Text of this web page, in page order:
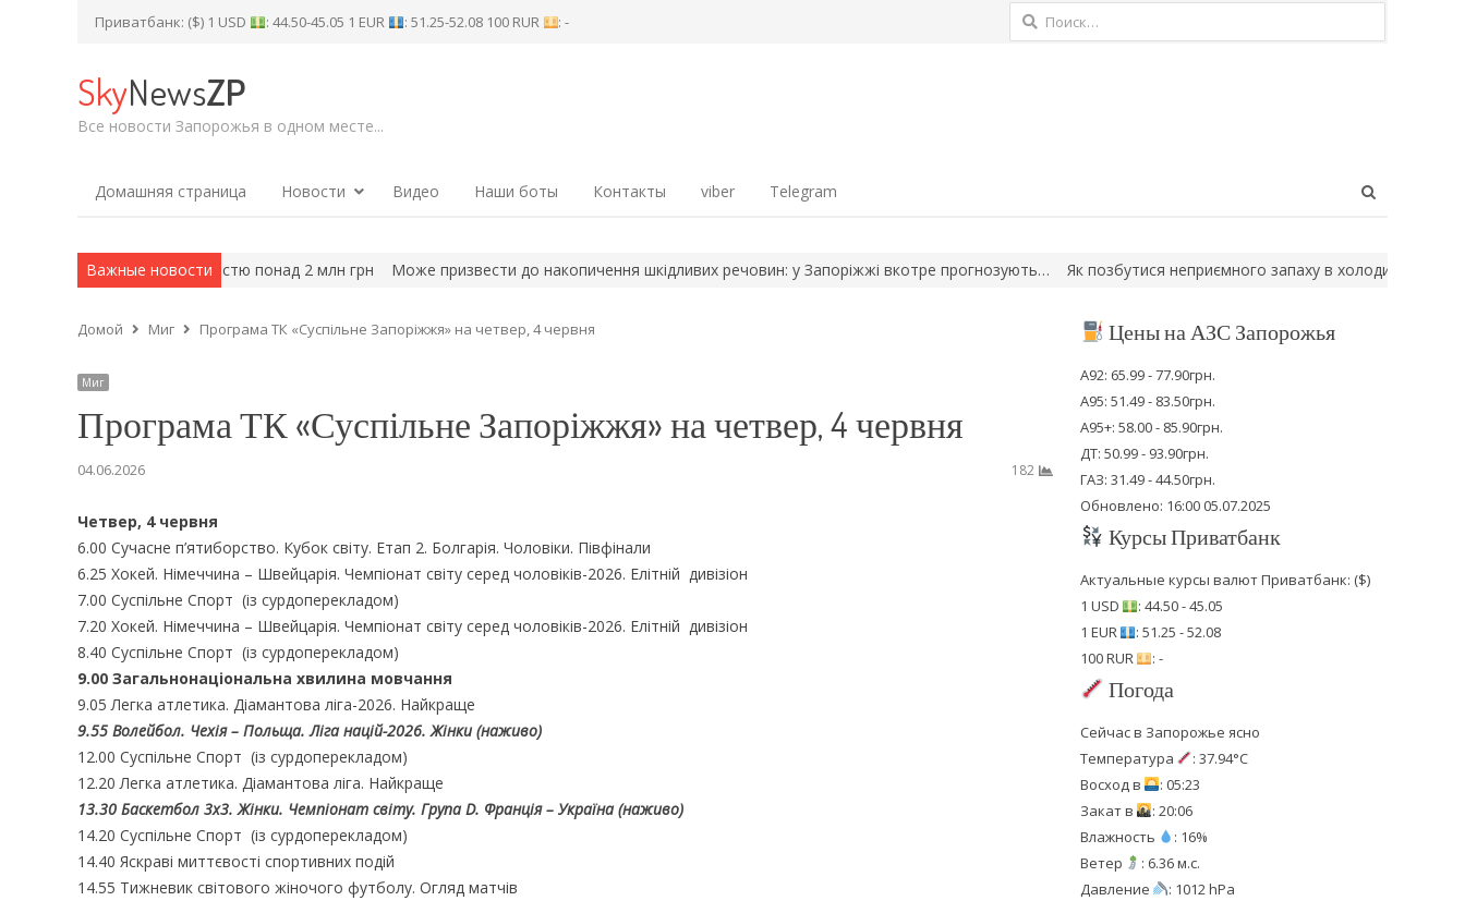
Приватбанк: ($) 1 USD : 44.50-45.05 1 EUR : 51.25-52.08 100 RUR : - Найти:
SkyNewsZP
Все новости Запорожья в одном месте...
Домашняя страница Новости Видео Наши боты Контакты viber Telegram
Важные новости
вартістю понад 2 млн грн Може призвести до накопичення шкідливих речовин: у Запоріжжі вкотре прогнозують… Як позбутися неприємного запаху в холодильнику: прості
Домой Миг Програма ТК «Суспільне Запоріжжя» на четвер, 4 червня
Миг
Програма ТК «Суспільне Запоріжжя» на четвер, 4 червня
04.06.2026 182
Четвер, 4 червня
6.00 Сучасне п’ятиборство. Кубок світу. Етап 2. Болгарія. Чоловіки. Півфінали
6.25 Хокей. Німеччина – Швейцарія. Чемпіонат світу серед чоловіків-2026. Елітній дивізіон
7.00 Суспільне Спорт (із сурдоперекладом)
7.20 Хокей. Німеччина – Швейцарія. Чемпіонат світу серед чоловіків-2026. Елітній дивізіон
8.40 Суспільне Спорт (із сурдоперекладом)
9.00 Загальнонаціональна хвилина мовчання
9.05 Легка атлетика. Діамантова ліга-2026. Найкраще
9.55 Волейбол. Чехія – Польща. Ліга націй-2026. Жінки (наживо)
12.00 Суспільне Спорт (із сурдоперекладом)
12.20 Легка атлетика. Діамантова ліга. Найкраще
13.30 Баскетбол 3х3. Жінки. Чемпіонат світу. Група D. Франція – Україна (наживо)
14.20 Суспільне Спорт (із сурдоперекладом)
14.40 Яскраві миттєвості спортивних подій
14.55 Тижневик світового жіночого футболу. Огляд матчів
Цены на АЗС Запорожья
А92: 65.99 - 77.90грн.
А95: 51.49 - 83.50грн.
А95+: 58.00 - 85.90грн.
ДТ: 50.99 - 93.90грн.
ГАЗ: 31.49 - 44.50грн.
Обновлено: 16:00 05.07.2025
Курсы Приватбанк
Актуальные курсы валют Приватбанк: ($)
1 USD
: 44.50 - 45.05
1 EUR
: 51.25 - 52.08
100 RUR
: -
Погода
Сейчас в Запорожье ясно
Температура
: 37.94°C
Восход в
: 05:23
Закат в
: 20:06
Влажность
: 16%
Ветер
: 6.36 м.с.
Давление
: 1012 hPa